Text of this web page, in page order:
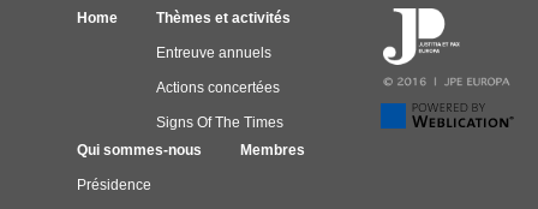
Home Thèmes et activités
Entreuve annuels
Actions concertées
Signs Of The Times
Qui sommes-nous
Présidence
Membres